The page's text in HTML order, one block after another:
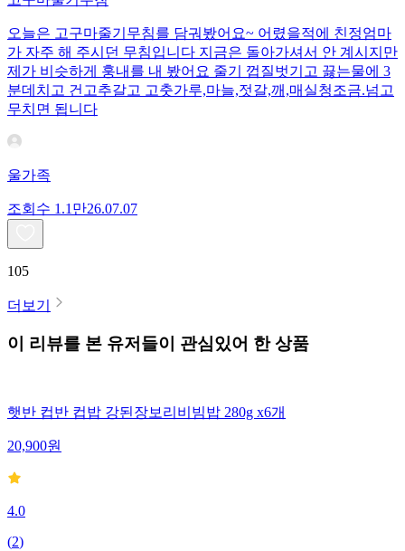
오늘은 고구마줄기무침를 담궈봤어요~ 어렸을적에 친정엄마
가 자주 해 주시던 무침입니다 지금은 돌아가셔서 안 계시지만
제가 비슷하게 훙내를 내 봤어요 줄기 껍질벗기고 끓는물에 3
분데치고 건고추갈고 고춧가루,마늘,젓갈,깨,매실청조금.넘고
무치면 됩니다
울가족
조회수 1.1만26.07.07
105
더보기
이 리뷰를 본 유저들이 관심있어 한 상품
햇반 컵반 컵밥 강된장보리비빔밥 280g x6개
20,900원
4.0
(2)